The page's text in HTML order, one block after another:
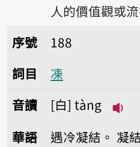
人的價值觀或
序號188凍
序號
188
詞目
凍
音讀
白 tàng
華語
遇冷凝結。 凝